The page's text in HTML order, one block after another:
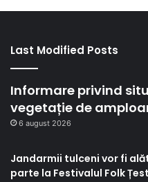
Last Modified Posts
Informare privind
vegetație de
6 august 2026
Jandarmii tulceni vor fi
parte la Festivalul Folk